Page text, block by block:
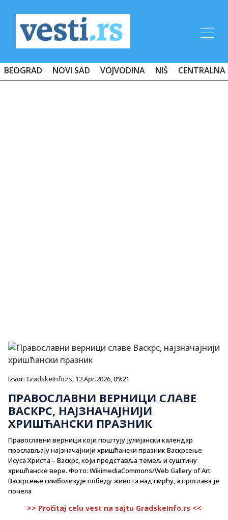
BEOGRAD NOVI SAD VOJVODINA NIŠ CENTRALNA
Izvor: GradskeInfo.rs, 12.Apr.2026, 09:21
ПРАВОСЛАВНИ ВЕРНИЦИ СЛАВЕ
ВАСКРС, НАЈЗНАЧАЈНИЈИ
ХРИШЋАНСКИ ПРАЗНИК
Православни верници који поштују јулијански календар
прослављају најзначајнији хришћански празник Васкрсење
Исуса Христа – Васкрс, који представља темељ и суштину
хришћанске вере. Фото: WikimediaCommons/Web Gallery of Art
Васкрсење симболизује победу живота над смрћу, а прослава је
почела
>> Pročitaj celu vest na sajtu GradskeInfo.rs <<